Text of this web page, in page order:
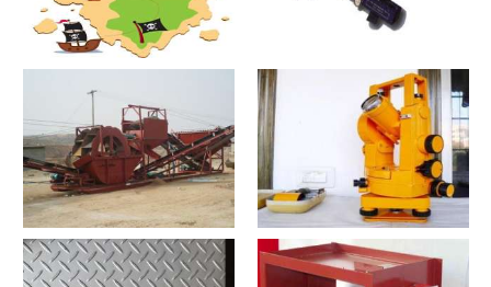
寻宝？寻宝2021价格和图文详
探测器？探测器2021价格和图
文详情
洗沙机？洗沙机2021价格和图
文详情
经纬仪？经纬仪2021价格和图
文详情